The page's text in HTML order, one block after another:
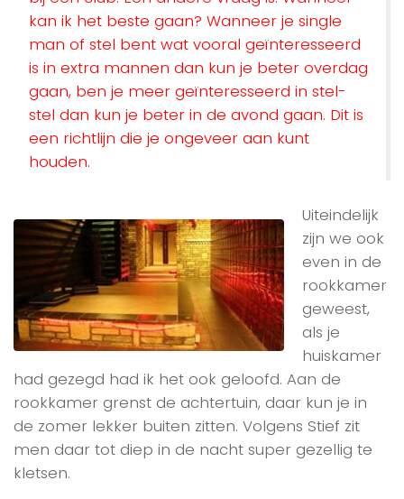
kan ik het beste gaan? Wanneer je single
man of stel bent wat vooral geïnteresseerd
is in extra mannen dan kun je beter overdag
gaan, ben je meer geïnteresseerd in stel-
stel dan kun je beter in de avond gaan. Dit is
een richtlijn die je ongeveer aan kunt
houden.
Uiteindelijk
zijn we ook
even in de
rookkamer
geweest,
als je
huiskamer
had gezegd had ik het ook geloofd. Aan de
rookkamer grenst de achtertuin, daar kun je in
de zomer lekker buiten zitten. Volgens Stief zit
men daar tot diep in de nacht super gezellig te
kletsen.